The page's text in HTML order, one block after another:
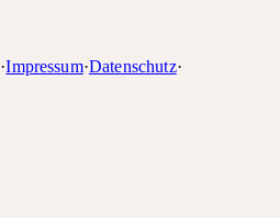
·Impressum·Datenschutz·